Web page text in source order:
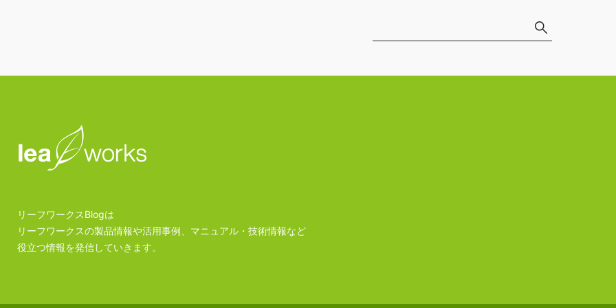
リーフワークスBlogは
リーフワークスの製品情報や活用事例、マニュアル・技術情報など
役立つ情報を発信していきます。